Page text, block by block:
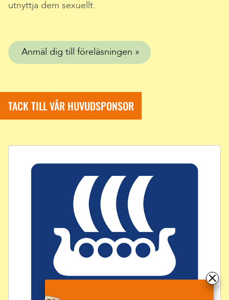
utnyttja dem sexuellt.
Anmäl dig till föreläsningen
TACK TILL VÅR HUVUDSPONSOR